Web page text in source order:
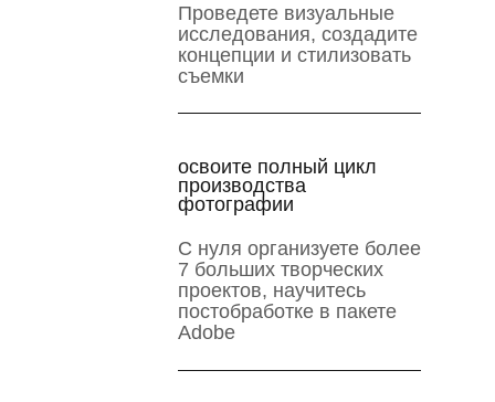
освоите полный цикл
производства
фотографии
Проведете визуальные
исследования, создадите
концепции и стилизовать
съемки
С нуля организуете более
7 больших творческих
проектов, научитесь
постобработке в пакете
Adobe